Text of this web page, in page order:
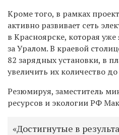
Кроме того, в рамках
активно развивает сеть
в Красноярске, которая
за Уралом. В краевой
82 зарядных установки, в
увеличить их количество до
Резюмируя, заместитель
ресурсов и экологии РФ
«Достигнутые в